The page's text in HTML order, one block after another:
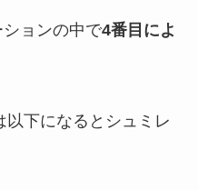
ョンの中で4番目によ
下になるとシュミレ